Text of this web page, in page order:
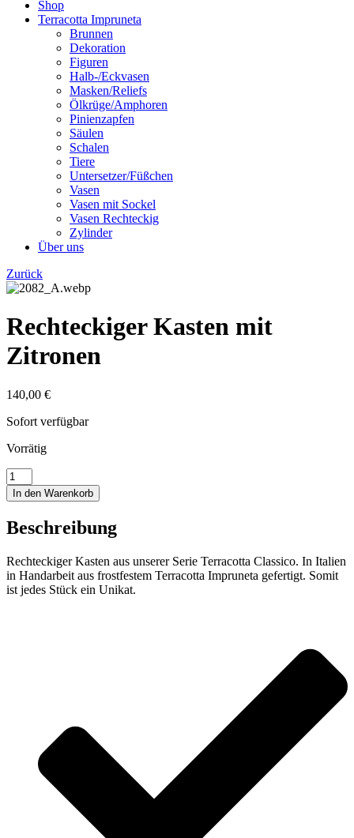
Shop
Terracotta Impruneta
Brunnen
Dekoration
Figuren
Halb-/Eckvasen
Masken/Reliefs
Ölkrüge/Amphoren
Pinienzapfen
Säulen
Schalen
Tiere
Untersetzer/Füßchen
Vasen
Vasen mit Sockel
Vasen Rechteckig
Zylinder
Über uns
Zurück
Rechteckiger Kasten mit
Zitronen
140,00 €
Sofort verfügbar
Vorrätig
Rechteckiger
Kasten
mit
Menge
In den Warenkorb
Beschreibung
Rechteckiger Kasten aus unserer Serie Terracotta Classico. In Italien
in Handarbeit aus frostfestem Terracotta Impruneta gefertigt. Somit
ist jedes Stück ein Unikat.